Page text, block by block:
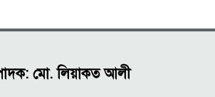
মো. লিয়াকত আলী